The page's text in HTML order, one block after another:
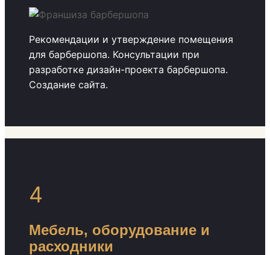
Рекомендации и утверждение помещения
для барбершопа. Консультации при
разработке дизайн-проекта барбершопа.
Создание сайта.
4
Мебель, оборудование и
расходники